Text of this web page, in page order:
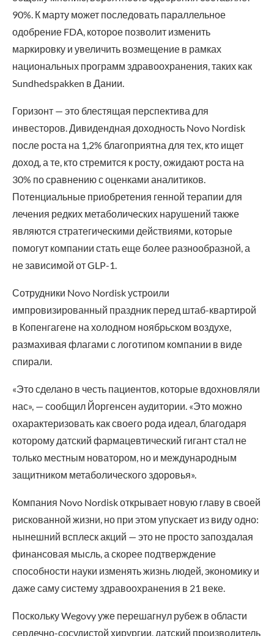
90%. К марту может последовать параллельное
одобрение FDA, которое позволит изменить
маркировку и увеличить возмещение в рамках
национальных программ здравоохранения, таких как
Sundhedspakken в Дании.
Горизонт — это блестящая перспектива для
инвесторов. Дивидендная доходность Novo Nordisk
после роста на 1,2% благоприятна для тех, кто ищет
доход, а те, кто стремится к росту, ожидают роста на
30% по сравнению с оценками аналитиков.
Потенциальные приобретения генной терапии для
лечения редких метаболических нарушений также
являются стратегическими действиями, которые
помогут компании стать еще более разнообразной, а
не зависимой от GLP-1.
Сотрудники Novo Nordisk устроили
импровизированный праздник перед штаб-квартирой
в Копенгагене на холодном ноябрьском воздухе,
размахивая флагами с логотипом компании в виде
спирали.
«Это сделано в честь пациентов, которые вдохновляли
нас», — сообщил Йоргенсен аудитории. «Это можно
охарактеризовать как своего рода идеал, благодаря
которому датский фармацевтический гигант стал не
только местным новатором, но и международным
защитником метаболического здоровья».
Компания Novo Nordisk открывает новую главу в своей
рискованной жизни, но при этом упускает из виду одно:
нынешний всплеск акций — это не просто запоздалая
финансовая мысль, а скорее подтверждение
способности науки изменять жизнь людей, экономику и
даже саму систему здравоохранения в 21 веке.
Поскольку Wegovy уже перешагнул рубеж в области
сердечно-сосудистой хирургии, датский производитель